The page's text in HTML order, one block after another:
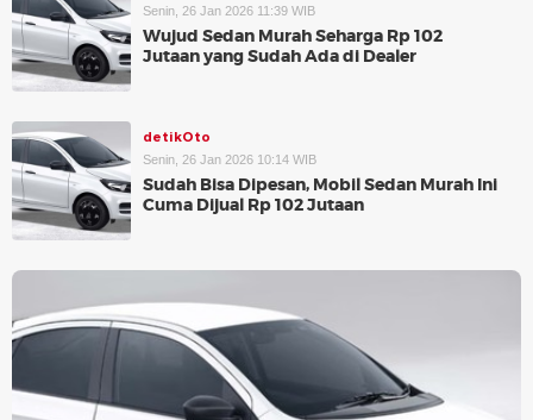
Senin, 26 Jan 2026 11:39 WIB
Wujud Sedan Murah Seharga Rp 102
Jutaan yang Sudah Ada di Dealer
detikOto
Senin, 26 Jan 2026 10:14 WIB
Sudah Bisa Dipesan, Mobil Sedan Murah Ini
Cuma Dijual Rp 102 Jutaan